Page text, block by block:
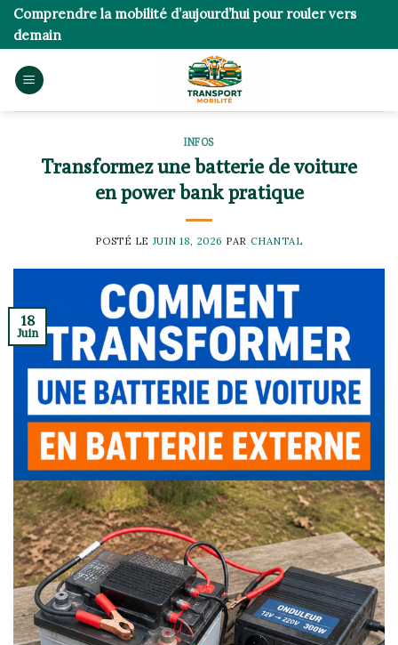
Skip
content
Comprendre la mobilité d’aujourd’hui pour rouler vers
demain
INFOS
Transformez une batterie de voiture
en power bank pratique
POSTÉ LE JUIN 18, 2026 PAR CHANTAL
18
Juin